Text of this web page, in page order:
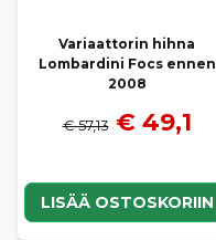
Variaattorin hihna
Lombardini Focs ennen
2008
€ 57,13 € 49,1
LISÄÄ OSTOSKORIIN